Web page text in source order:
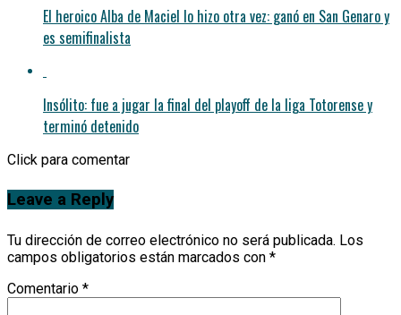
El heroico Alba de Maciel lo hizo otra vez: ganó en San Genaro y
es semifinalista
Insólito: fue a jugar la final del playoff de la liga Totorense y
terminó detenido
Click para comentar
Leave a Reply
Tu dirección de correo electrónico no será publicada. Los
campos obligatorios están marcados con *
Comentario *